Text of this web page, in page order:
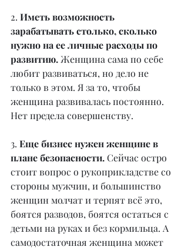
2. Иметь возможность
зарабатывать столько, сколько
нужно на ее личные расходы по
развитию. Женщина сама по себе
любит развиваться, но дело не
только в этом. Я за то, чтобы
женщина развивалась постоянно.
Нет предела совершенству.
3. Еще бизнес нужен женщине в
плане безопасности. Сейчас остро
стоит вопрос о рукоприкладстве со
стороны мужчин, и большинство
женщин молчат и терпят всё это,
боятся разводов, боятся остаться с
детьми на руках и без кормильца. А
самодостаточная женщина может